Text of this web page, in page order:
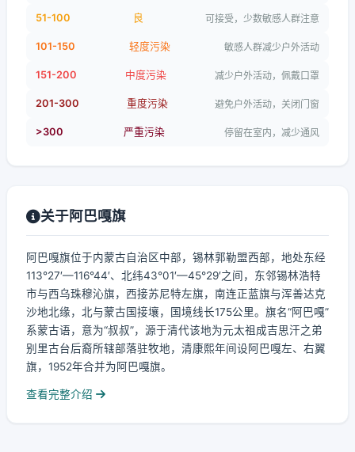
51-100 良 可接受，少数敏感人群注意
101-150 轻度污染 敏感人群减少户外活动
151-200 中度污染 减少户外活动，佩戴口罩
201-300 重度污染 避免户外活动，关闭门窗
>300 严重污染 停留在室内，减少通风
关于阿巴嘎旗
阿巴嘎旗位于内蒙古自治区中部，锡林郭勒盟西部，地处东经
113°27′—116°44′、北纬43°01′—45°29′之间，东邻锡林浩特
市与西乌珠穆沁旗，西接苏尼特左旗，南连正蓝旗与浑善达克
沙地北缘，北与蒙古国接壤，国境线长175公里。旗名“阿巴嘎”
系蒙古语，意为“叔叔”，源于清代该地为元太祖成吉思汗之弟
别里古台后裔所辖部落驻牧地，清康熙年间设阿巴嘎左、右翼
旗，1952年合并为阿巴嘎旗。
查看完整介绍